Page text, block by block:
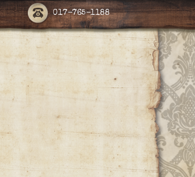
017-765-1188